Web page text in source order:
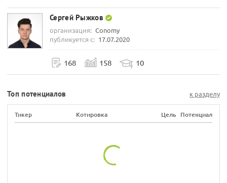
Сергей Рыжков
организация: Conomy
публикуется с: 17.07.2020
168 158 10
Топ потенциалов к разделу
Тикер Котировка Цель Потенциал